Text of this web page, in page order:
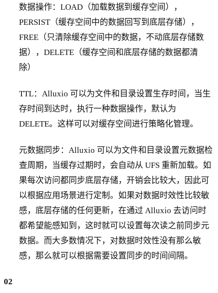
数据操作：LOAD（加载数据到缓存空间），
PERSIST（缓存空间中的数据回写到底层存储），
FREE（只清除缓存空间中的数据，不动底层存储数
据），DELETE（缓存空间和底层存储的数据都清
除）
TTL：Alluxio 可以为文件和目录设置生存时间，当生
存时间到达时，执行一种数据操作，默认为
DELETE。这样可以对缓存空间进行策略化管理。
元数据同步：Alluxio 可以为文件和目录设置元数据检
查周期，当缓存过期时，会自动从 UFS 重新加载。如
果每次访问都同步底层存储，开销会比较大，因此可
以根据应用场景进行定制。如果对数据时效性比较敏
感，底层存储的任何更新，在通过 Alluxio 去访问时
都希望能感知到，这时就可以设置每次读之前同步元
数据。而大多数情况下，对数据时效性没有那么敏
感，那么就可以根据需要设置同步的时间间隔。
02